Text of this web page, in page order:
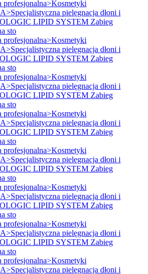
profesjonalna>Kosmetyki
pielęgnacja dłoni i
LIPID SYSTEM Zabieg
sto
profesjonalna>Kosmetyki
pielęgnacja dłoni i
LIPID SYSTEM Zabieg
sto
profesjonalna>Kosmetyki
pielęgnacja dłoni i
LIPID SYSTEM Zabieg
sto
profesjonalna>Kosmetyki
pielęgnacja dłoni i
LIPID SYSTEM Zabieg
sto
profesjonalna>Kosmetyki
pielęgnacja dłoni i
LIPID SYSTEM Zabieg
sto
profesjonalna>Kosmetyki
pielęgnacja dłoni i
LIPID SYSTEM Zabieg
sto
profesjonalna>Kosmetyki
pielęgnacja dłoni i
LIPID SYSTEM Zabieg
sto
profesjonalna>Kosmetyki
pielęgnacja dłoni i